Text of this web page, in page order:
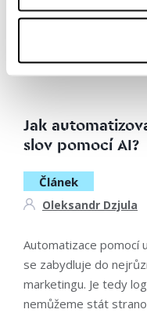
novinek je spousta.
specialisté David
Číst dále »
Jak
slov pomocí AI?
Článek
Oleksandr Dzjula
Automatizace pomocí
se zabydluje do
marketingu. Je tedy
nemůžeme stát